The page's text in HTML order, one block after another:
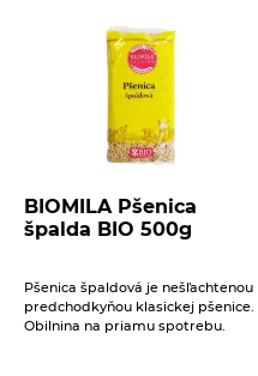
BIOMILA Pšenica
špalda BIO 500g
Pšenica špaldová je nešľachtenou
predchodkyňou klasickej pšenice.
Obilnina na priamu spotrebu.